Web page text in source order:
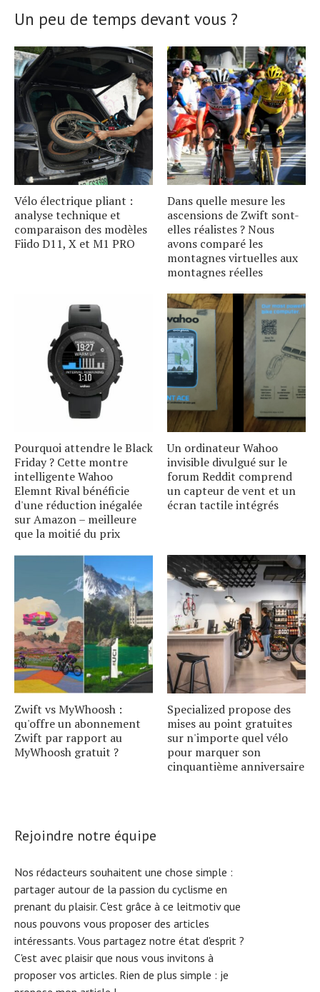
Un peu de temps devant vous ?
Vélo électrique pliant :
analyse technique et
comparaison des modèles
Fiido D11, X et M1 PRO
Dans quelle mesure les
ascensions de Zwift sont-
elles réalistes ? Nous
avons comparé les
montagnes virtuelles aux
montagnes réelles
Pourquoi attendre le Black
Friday ? Cette montre
intelligente Wahoo
Elemnt Rival bénéficie
d'une réduction inégalée
sur Amazon – meilleure
que la moitié du prix
Un ordinateur Wahoo
invisible divulgué sur le
forum Reddit comprend
un capteur de vent et un
écran tactile intégrés
Zwift vs MyWhoosh :
qu'offre un abonnement
Zwift par rapport au
MyWhoosh gratuit ?
Specialized propose des
mises au point gratuites
sur n'importe quel vélo
pour marquer son
cinquantième anniversaire
Rejoindre notre équipe
Nos rédacteurs souhaitent une chose simple :
partager autour de la passion du cyclisme en
prenant du plaisir. C'est grâce à ce leitmotiv que
nous pouvons vous proposer des articles
intéressants. Vous partagez notre état d'esprit ?
C'est avec plaisir que nous vous invitons à
proposer vos articles. Rien de plus simple : je